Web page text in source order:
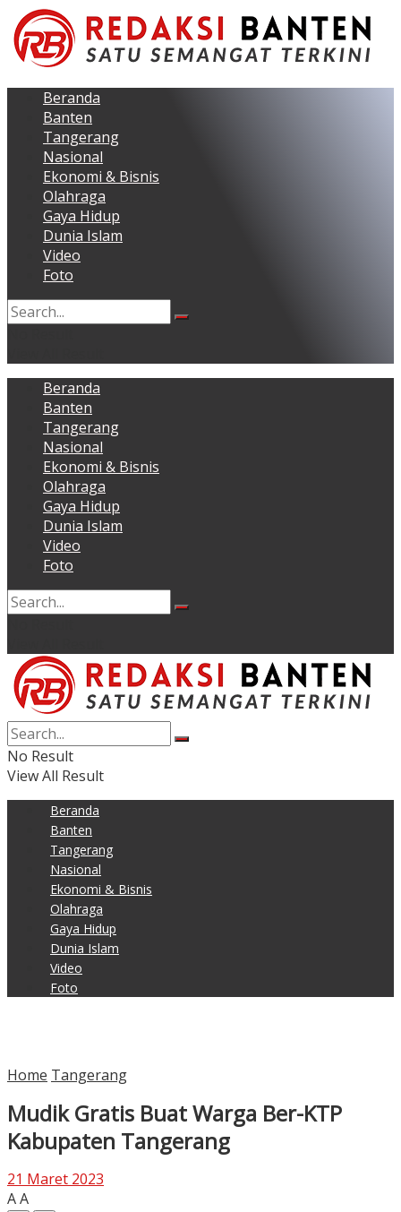
Beranda
Banten
Tangerang
Nasional
Ekonomi & Bisnis
Olahraga
Gaya Hidup
Dunia Islam
Video
Foto
Beranda
Banten
Tangerang
Nasional
Ekonomi & Bisnis
Olahraga
Gaya Hidup
Dunia Islam
Video
Foto
No Result
View All Result
Beranda
Banten
Tangerang
Nasional
Ekonomi & Bisnis
Olahraga
Gaya Hidup
Dunia Islam
Video
Foto
Home Tangerang
Mudik Gratis Buat Warga Ber-KTP
Kabupaten Tangerang
21 Maret 2023
AA